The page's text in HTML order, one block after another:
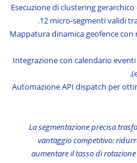
Esecuzione di clustering
12 micro-segmenti validi
Mappatura dinamica geofence con
Integrazione con calendario
Automazione API dispatch per
“La segmentazione precisa
vantaggio competitivo:
aumentare il tasso di